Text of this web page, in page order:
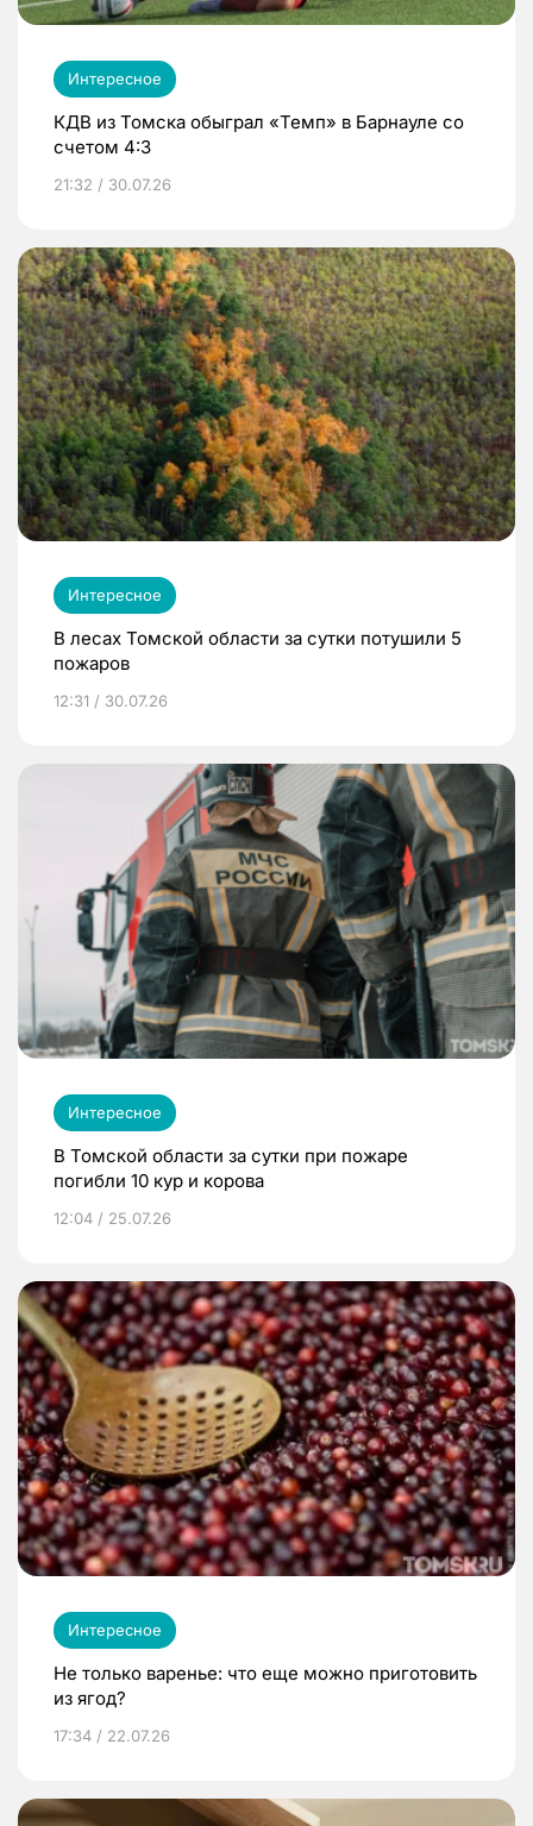
Интересное
КДВ из Томска обыграл «Темп» в Барнауле со
счетом 4:3
21:32 / 30.07.26
Интересное
В лесах Томской области за сутки потушили 5
пожаров
12:31 / 30.07.26
Интересное
В Томской области за сутки при пожаре
погибли 10 кур и корова
12:04 / 25.07.26
Интересное
Не только варенье: что еще можно приготовить
из ягод?
17:34 / 22.07.26